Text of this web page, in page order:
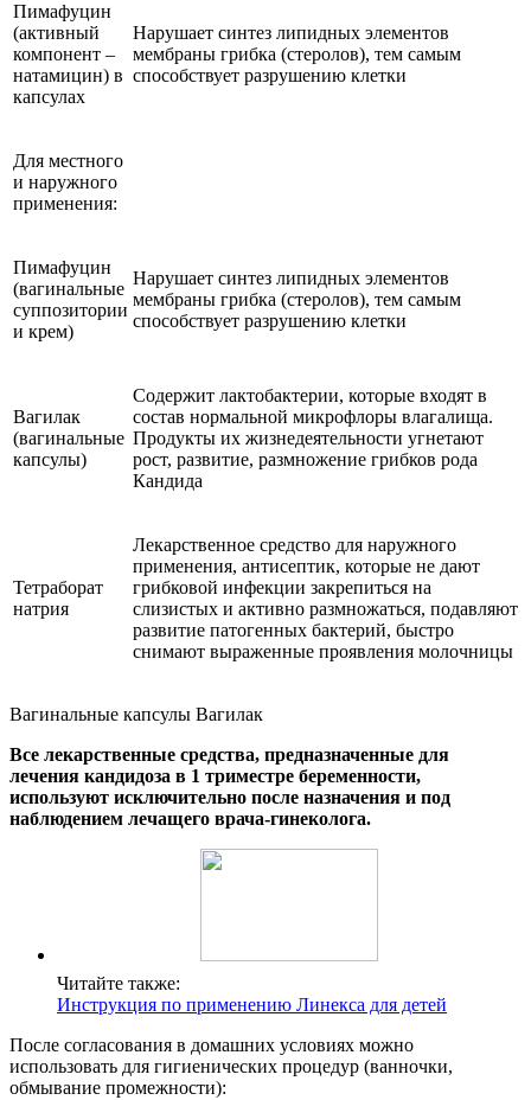
Пимафуцин
(активный
компонент –
натамицин) в
капсулах
Нарушает синтез липидных элементов
мембраны грибка (стеролов), тем самым
способствует разрушению клетки
Для местного
и наружного
применения:
Пимафуцин
(вагинальные
суппозитории
и крем)
Нарушает синтез липидных элементов
мембраны грибка (стеролов), тем самым
способствует разрушению клетки
Вагилак
(вагинальные
капсулы)
Содержит лактобактерии, которые входят в
состав нормальной микрофлоры влагалища.
Продукты их жизнедеятельности угнетают
рост, развитие, размножение грибков рода
Кандида
Тетраборат
натрия
Лекарственное средство для наружного
применения, антисептик, которые не дают
грибковой инфекции закрепиться на
слизистых и активно размножаться, подавляют
развитие патогенных бактерий, быстро
снимают выраженные проявления молочницы
Вагинальные капсулы Вагилак
Все лекарственные средства, предназначенные для
лечения кандидоза в 1 триместре беременности,
используют исключительно после назначения и под
наблюдением лечащего врача-гинеколога.
Читайте также:
Инструкция по применению Линекса для детей
После согласования в домашних условиях можно
использовать для гигиенических процедур (ванночки,
обмывание промежности):